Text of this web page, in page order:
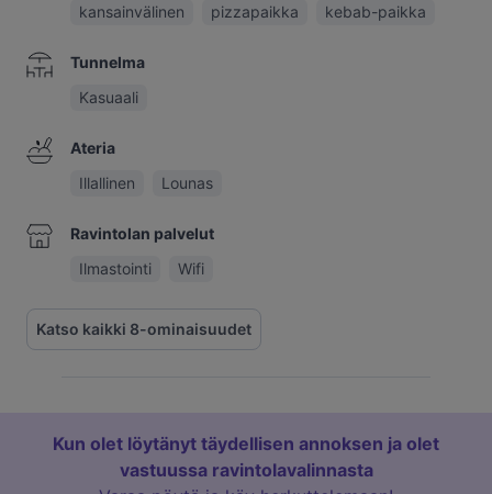
kansainvälinen
pizzapaikka kebab-paikka
Tunnelma
Kasuaali
Ateria
Illallinen
Lounas
Ravintolan palvelut
Ilmastointi
Wifi
Katso kaikki 8-ominaisuudet
Kun olet löytänyt täydellisen annoksen ja olet
vastuussa ravintolavalinnasta